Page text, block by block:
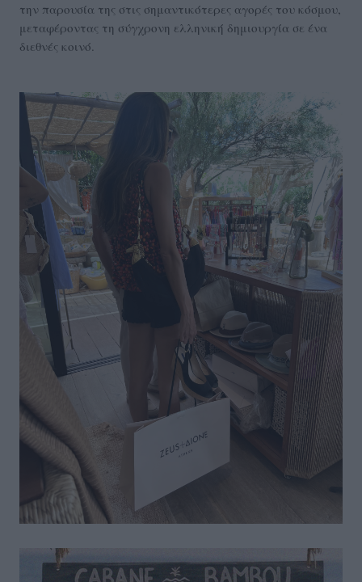
την παρουσία της στις σημαντικότερες αγορές του κόσμου,
μεταφέροντας τη σύγχρονη ελληνική δημιουργία σε ένα
διεθνές κοινό.